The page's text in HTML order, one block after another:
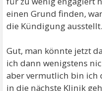
einen Grund finden,
die Kündigung ausstellt.
Gut, man könnte jetzt
ich dann wenigstens
aber vermutlich bin ich
in die nächste Klinik